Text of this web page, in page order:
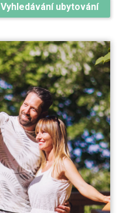
Vyhledávání ubytování